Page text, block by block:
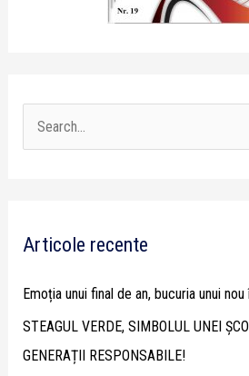
c
o
r
Articole recente
Emoția unui final de an, bucuria unui
STEAGUL VERDE, SIMBOLUL UNEI
GENERAȚII RESPONSABILE!